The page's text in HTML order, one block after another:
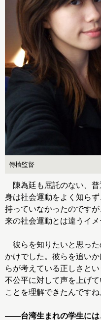
傳楡監督
陳為廷も屈託のない、普
身は社会運動をよく知ら
持っていなかったのです
来の社会運動とは違うイメ
彼らを知りたいと思った
かけでした。彼らを追い
らが考えている正しさとい
不公平に対して声を上げ
ことを理解できたんですね
――台湾生まれの学生には